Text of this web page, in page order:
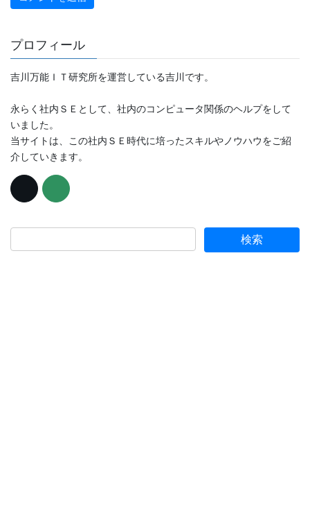
プロフィール
吉川万能ＩＴ研究所を運営している吉川です。
永らく社内ＳＥとして、社内のコンピュータ関係のヘルプをして
いました。
当サイトは、この社内ＳＥ時代に培ったスキルやノウハウをご紹
介していきます。